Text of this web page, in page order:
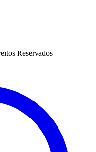
Reservados